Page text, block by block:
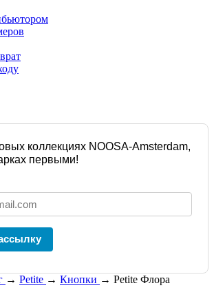
коллекциях NOOSA-Amsterdam,
первыми!
→ Petite → Кнопки → Petite Флора